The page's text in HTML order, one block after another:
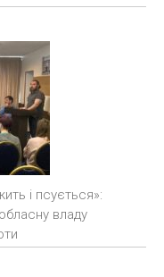
і псується»:
владу